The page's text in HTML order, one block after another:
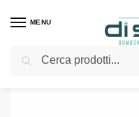
MENU
Home Shop Bomboniere